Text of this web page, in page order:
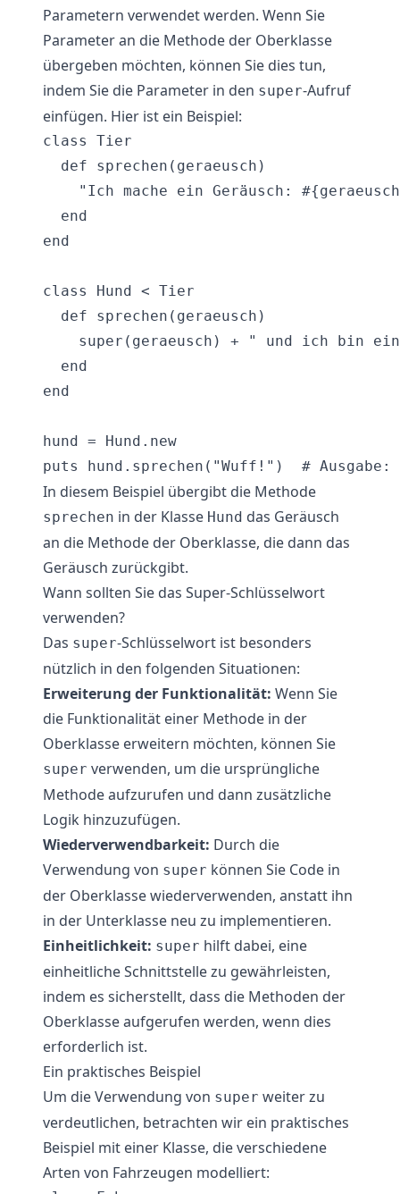
Parametern verwendet werden. Wenn Sie
Parameter an die Methode der Oberklasse
übergeben möchten, können Sie dies tun,
indem Sie die Parameter in den super-Aufruf
einfügen. Hier ist ein Beispiel:
class Tier
  def sprechen(geraeusch)
"Ich mache ein Geräusch:
  end
end
class Hund < Tier
  def sprechen(geraeusch)
super(geraeusch) + " und ich bin
  end
end
hund = Hund.new
In diesem Beispiel übergibt die Methode
sprechen in der Klasse Hund das Geräusch
an die Methode der Oberklasse, die dann das
Geräusch zurückgibt.
Wann sollten Sie das Super-Schlüsselwort
verwenden?
Das super-Schlüsselwort ist besonders
nützlich in den folgenden Situationen:
Erweiterung der Funktionalität: Wenn Sie
die Funktionalität einer Methode in der
Oberklasse erweitern möchten, können Sie
super verwenden, um die ursprüngliche
Methode aufzurufen und dann zusätzliche
Logik hinzuzufügen.
Wiederverwendbarkeit: Durch die
Verwendung von super können Sie Code in
der Oberklasse wiederverwenden, anstatt ihn
in der Unterklasse neu zu implementieren.
Einheitlichkeit: super hilft dabei, eine
einheitliche Schnittstelle zu gewährleisten,
indem es sicherstellt, dass die Methoden der
Oberklasse aufgerufen werden, wenn dies
erforderlich ist.
Ein praktisches Beispiel
Um die Verwendung von super weiter zu
verdeutlichen, betrachten wir ein praktisches
Beispiel mit einer Klasse, die verschiedene
Arten von Fahrzeugen modelliert: